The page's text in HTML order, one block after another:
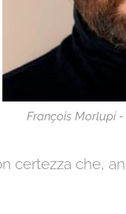
François Morlupi
certezza che,